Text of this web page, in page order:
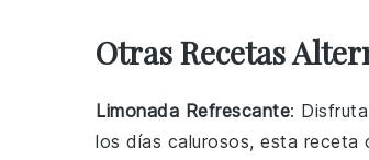
Otras Recetas
Limonada Refrescante:
los días calurosos, esta receta